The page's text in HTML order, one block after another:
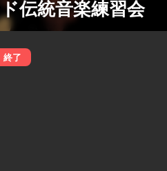
伝統音楽練習会
終了